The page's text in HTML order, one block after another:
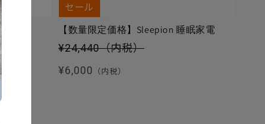
セール
【数量限定価格】Sleepion 睡眠家電
セール価格
¥24,440（内税）
通常価格
¥6,000 （内税）